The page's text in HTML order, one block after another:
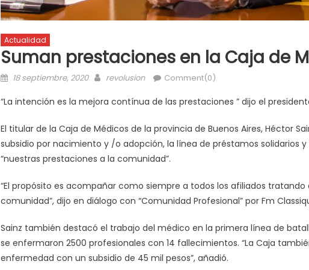
Actualidad
Suman prestaciones en la Caja de
18 septiembre, 2020 revolusion Comment(0)
“La intención es la mejora contínua de las prestaciones ” dijo el
El titular de la Caja de Médicos de la provincia de Buenos Aires, Héctor
subsidio por nacimiento y /o adopción, la línea de préstamos solidarios
“nuestras prestaciones a la comunidad”.
“El propósito es acompañar como siempre a todos los afiliados
comunidad”, dijo en diálogo con “Comunidad Profesional” por Fm
Sainz también destacó el trabajo del médico en la primera línea de
se enfermaron 2500 profesionales con 14 fallecimientos. “La Caja
enfermedad con un subsidio de 45 mil pesos”, añadió.